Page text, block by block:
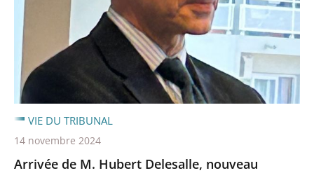
Arrivée de M. Hubert Delesalle, nouveau
VIE DU TRIBUNAL
14 novembre 2024